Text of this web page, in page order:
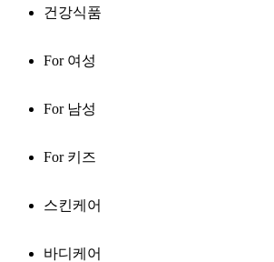
건강식품
For 여성
For 남성
For 키즈
스킨케어
바디케어